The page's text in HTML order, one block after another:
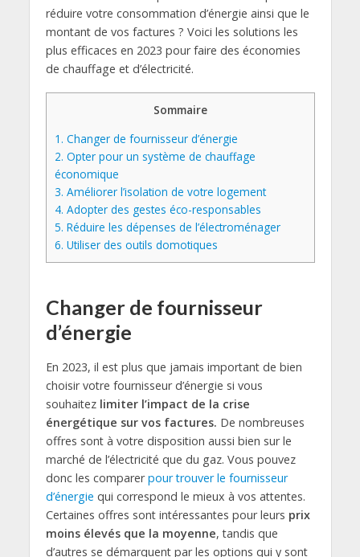
réduire votre consommation d’énergie ainsi que le
montant de vos factures ? Voici les solutions les
plus efficaces en 2023 pour faire des économies
de chauffage et d’électricité.
Sommaire
1. Changer de fournisseur d’énergie
2. Opter pour un système de chauffage
économique
3. Améliorer l’isolation de votre logement
4. Adopter des gestes éco-responsables
5. Réduire les dépenses de l’électroménager
6. Utiliser des outils domotiques
Changer de fournisseur
d’énergie
En 2023, il est plus que jamais important de bien
choisir votre fournisseur d’énergie si vous
souhaitez limiter l’impact de la crise
énergétique sur vos factures. De nombreuses
offres sont à votre disposition aussi bien sur le
marché de l’électricité que du gaz. Vous pouvez
donc les comparerpour trouver le fournisseur
d’énergie qui correspond le mieux à vos attentes.
Certaines offres sont intéressantes pour leurs prix
moins élevés que la moyenne, tandis que
d’autres se démarquent par les options qui y sont